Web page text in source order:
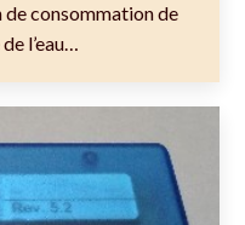
consommation de
l’eau…